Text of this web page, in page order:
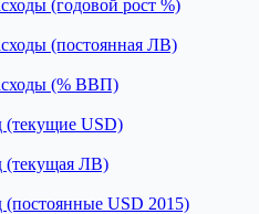
(годовой рост %)
(постоянная ЛВ)
(% ВВП)
(текущие USD)
(текущая ЛВ)
USD 2015)